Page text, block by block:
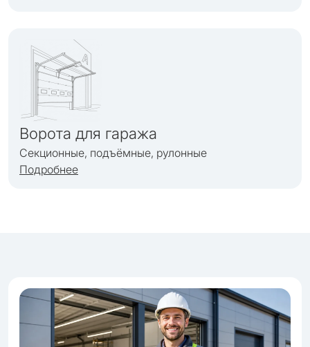
Ворота для гаража
Секционные, подъёмные, рулонные
Подробнее